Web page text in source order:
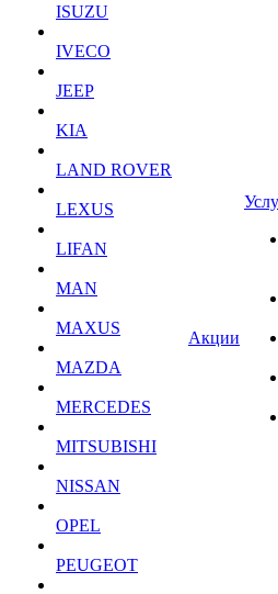
ISUZU
IVECO
JEEP
KIA
LAND ROVER
LEXUS
LIFAN
MAN
MAXUS
MAZDA
MERCEDES
MITSUBISHI
NISSAN
OPEL
PEUGEOT
Акции